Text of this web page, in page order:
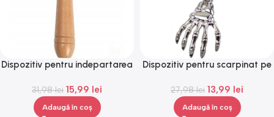
Dispozitiv pentru indepartarea
31,98lei 15,99 lei
Adaugă în coș
Dispozitiv pentru scarpinat pe
pentru spate, Gonga®
27,98lei 13,99 lei
Adaugă în coș